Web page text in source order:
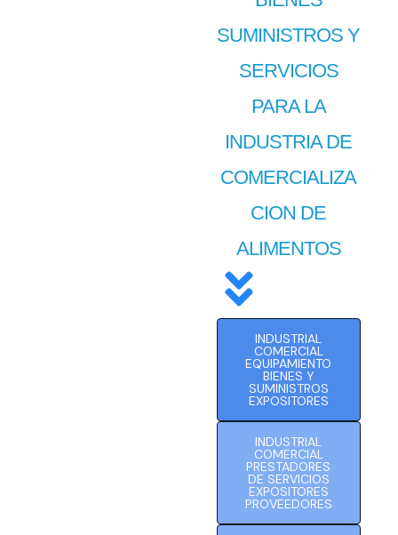
SUMINISTROS Y
SERVICIOS
PARA LA
INDUSTRIA DE
COMERCIALIZA
CION DE
ALIMENTOS
INDUSTRIAL
COMERCIAL
EQUIPAMIENTO
BIENES Y
SUMINISTROS
EXPOSITORES
INDUSTRIAL
COMERCIAL
PRESTADORES
DE SERVICIOS
EXPOSITORES
PROVEEDORES